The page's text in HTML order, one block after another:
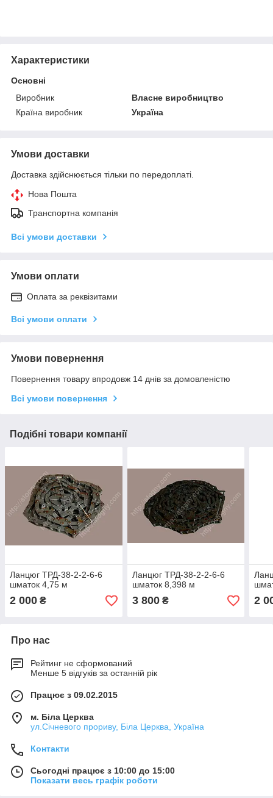
Характеристики
Основні
Виробник
Власне виробництво
Країна виробник
Україна
Умови доставки
Доставка здійснюється тільки по передоплаті.
Нова Пошта
Транспортна компанія
Всі умови доставки
Умови оплати
Оплата за реквізитами
Всі умови оплати
Умови повернення
Повернення товару впродовж 14 днів за домовленістю
Всі умови повернення
Подібні товари компанії
Ланцюг ТРД-38-2-2-6-6
шматок 4,75 м
2 000 ₴
Ланцюг ТРД-38-2-2-6-6
шматок 8,398 м
3 800₴ 2
Про нас
Рейтинг не сформований
Менше 5 відгуків за останній рік
Працює з 09.02.2015
м. Біла Церква
ул.Січневого прориву, Біла Церква, Україна
Контакти
Сьогодні працює з 10:00 до 15:00
Показати весь графік роботи